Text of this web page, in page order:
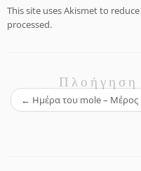
This site uses Akismet to
processed.
Πλοήγηση
← Ημέρα του mole – Μέρος